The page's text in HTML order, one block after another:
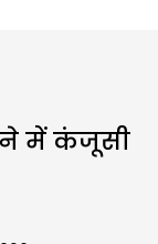
में कंजूसी